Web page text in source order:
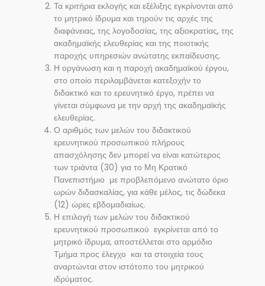
Τα κριτήρια εκλογής και εξέλιξης εγκρίνονται από
το μητρικό ίδρυμα και τηρούν τις αρχές της
διαφάνειας, της λογοδοσίας, της αξιοκρατίας, της
ακαδημαϊκής ελευθερίας και της ποιοτικής
παροχής υπηρεσιών ανώτατης εκπαίδευσης.
Η οργάνωση και η παροχή ακαδημαϊκού έργου,
στο οποίο περιλαμβάνεται κατεξοχήν το
διδακτικό και το ερευνητικό έργο, πρέπει να
γίνεται σύμφωνα με την αρχή της ακαδημαϊκής
ελευθερίας.
Ο αριθμός των μελών του διδακτικού
ερευνητικού προσωπικού πλήρους
απασχόλησης δεν μπορεί να είναι κατώτερος
των τριάντα (30) για το Μη Κρατικό
Πανεπιστήμιο με προβλεπόμενο ανώτατο όριο
ωρών διδασκαλίας, για κάθε μέλος, τις δώδεκα
(12) ώρες εβδομαδιαίως.
Η επιλογή των μελών του διδακτικού
ερευνητικού προσωπικού εγκρίνεται από το
μητρικό ίδρυμα, αποστέλλεται στο αρμόδιο
Τμήμα προς έλεγχο και τα στοιχεία τους
αναρτώνται στον ιστότοπο του μητρικού
ιδρύματος.